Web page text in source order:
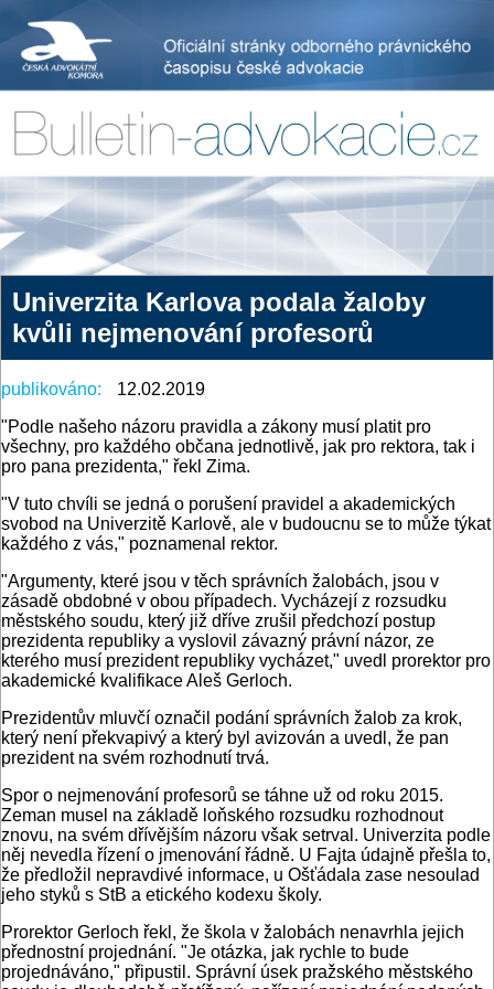
Univerzita Karlova podala žaloby
kvůli nejmenování profesorů
publikováno:
12.02.2019
"Podle našeho názoru pravidla a zákony musí platit pro
všechny, pro každého občana jednotlivě, jak pro rektora, tak i
pro pana prezidenta," řekl Zima.
"V tuto chvíli se jedná o porušení pravidel a akademických
svobod na Univerzitě Karlově, ale v budoucnu se to může týkat
každého z vás," poznamenal rektor.
"Argumenty, které jsou v těch správních žalobách, jsou v
zásadě obdobné v obou případech. Vycházejí z rozsudku
městského soudu, který již dříve zrušil předchozí postup
prezidenta republiky a vyslovil závazný právní názor, ze
kterého musí prezident republiky vycházet," uvedl prorektor pro
akademické kvalifikace Aleš Gerloch.
Prezidentův mluvčí označil podání správních žalob za krok,
který není překvapivý a který byl avizován a uvedl, že pan
prezident na svém rozhodnutí trvá.
Spor o nejmenování profesorů se táhne už od roku 2015.
Zeman musel na základě loňského rozsudku rozhodnout
znovu, na svém dřívějším názoru však setrval. Univerzita podle
něj nevedla řízení o jmenování řádně. U Fajta údajně přešla to,
že předložil nepravdivé informace, u Ošťádala zase nesoulad
jeho styků s StB a etického kodexu školy.
Prorektor Gerloch řekl, že škola v žalobách nenavrhla jejich
přednostní projednání. "Je otázka, jak rychle to bude
projednáváno," připustil. Správní úsek pražského městského